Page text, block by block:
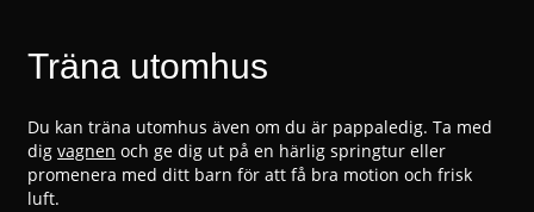
Träna utomhus
Du kan träna utomhus även om du är pappaledig. Ta med
digvagnen och ge dig ut på en härlig springtur eller
promenera med ditt barn för att få bra motion och frisk
luft.